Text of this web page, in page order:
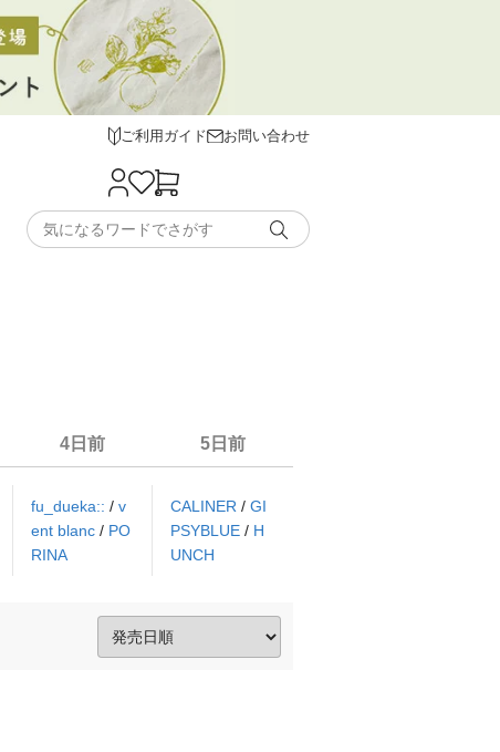
ご利用ガイド お問い合わせ
4日前
fu_dueka:: / v
ent blanc / PO
RINA
5日前
CALINER/GI
PSYBLUE/ H
UNCH